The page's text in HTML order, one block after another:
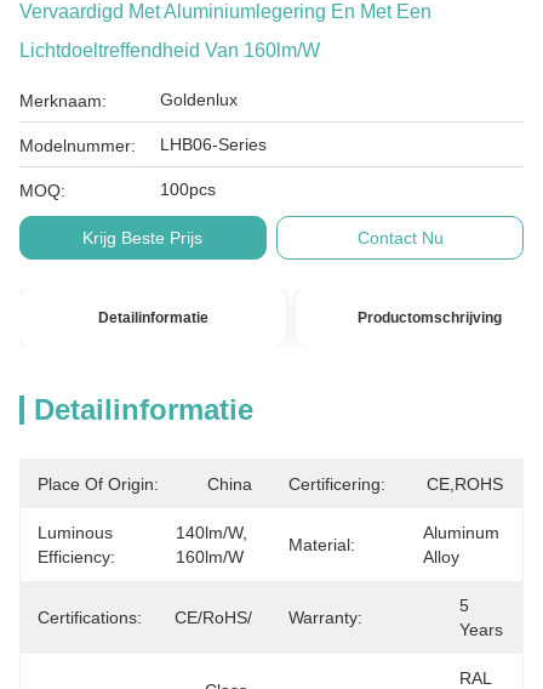
Vervaardigd Met Aluminiumlegering En Met Een
Lichtdoeltreffendheid Van 160lm/W
Merknaam: Goldenlux
Modelnummer: LHB06-Series
MOQ: 100pcs
Krijg Beste Prijs Contact Nu
Detailinformatie Productomschrijving
Detailinformatie
Place Of Origin: China Certificering: CE,ROHS
Luminous
Efficiency:
140lm/W,
160lm/W
Material:
Aluminum
Alloy
Certifications: CE/RoHS/ Warranty:
5
Years
RAL